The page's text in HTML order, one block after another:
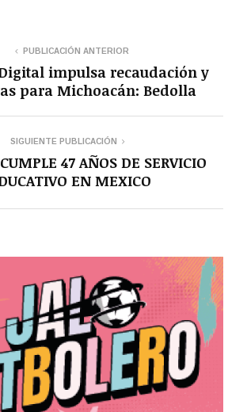
PUBLICACIÓN ANTERIOR
impulsa recaudación y
para Michoacán: Bedolla
SIGUIENTE PUBLICACIÓN
47 AÑOS DE SERVICIO
EN MEXICO